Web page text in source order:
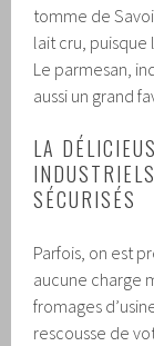
tomme de
lait cru,
Le parmesan,
aussi un grand
LA
SÉCURISÉS
Parfois, on est
aucune charge
fromages
rescousse de